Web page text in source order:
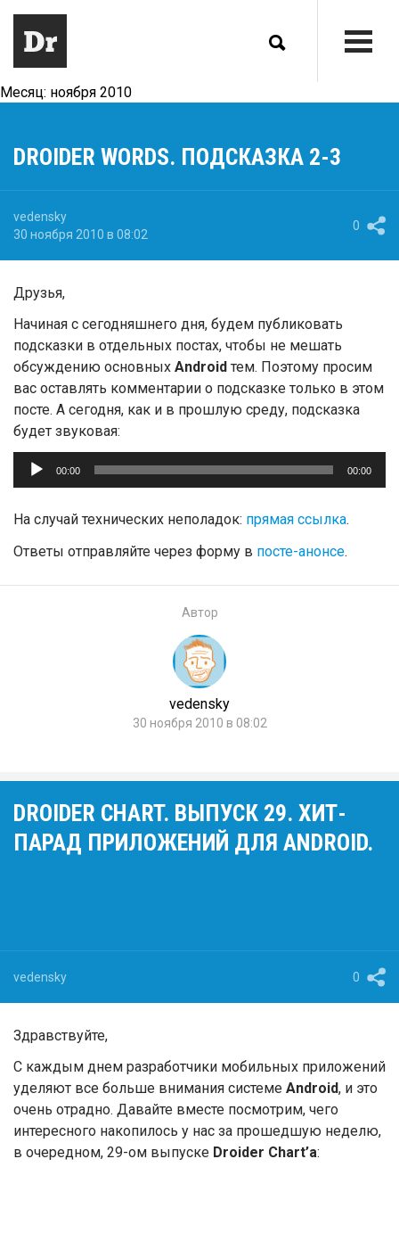
Месяц: ноября 2010
DROIDER WORDS. ПОДСКАЗКА 2-3
vedensky
30 ноября 2010 в 08:02
0
Друзья,
Начиная с сегодняшнего дня, будем публиковать
подсказки в отдельных постах, чтобы не мешать
обсуждению основных Android тем. Поэтому просим
вас оставлять комментарии о подсказке только в этом
посте. А сегодня, как и в прошлую среду, подсказка
будет звуковая:
Аудиоплеер
00:00 00:00
На случай технических неполадок: прямая ссылка.
Ответы отправляйте через форму в посте-анонсе.
Автор
vedensky
30 ноября 2010 в 08:02
DROIDER CHART. ВЫПУСК 29. ХИТ-
ПАРАД ПРИЛОЖЕНИЙ ДЛЯ ANDROID.
vedensky 0
Здравствуйте,
С каждым днем разработчики мобильных приложений
уделяют все больше внимания системе Android, и это
очень отрадно. Давайте вместе посмотрим, чего
интересного накопилось у нас за прошедшую неделю,
в очередном, 29-ом выпуске Droider Chart’а: